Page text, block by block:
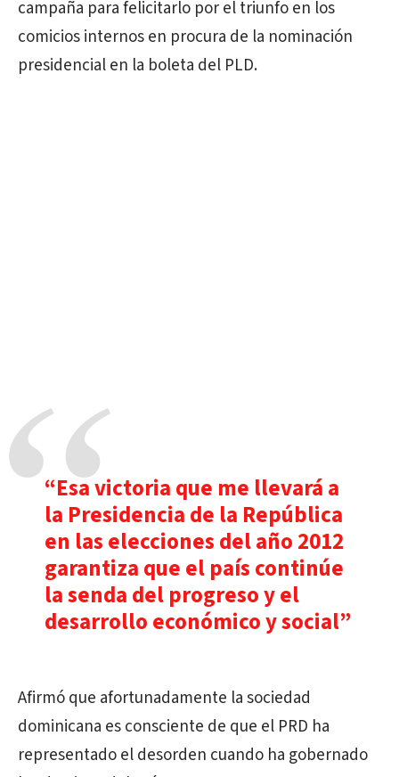
campaña para felicitarlo por el triunfo en los
comicios internos en procura de la nominación
presidencial en la boleta del PLD.
“Esa victoria que me llevará a
la Presidencia de la República
en las elecciones del año 2012
garantiza que el país continúe
la senda del progreso y el
desarrollo económico y social”
Afirmó que afortunadamente la sociedad
dominicana es consciente de que el PRD ha
representado el desorden cuando ha gobernado